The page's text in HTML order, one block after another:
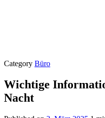
Category Büro
Wichtige
Nacht